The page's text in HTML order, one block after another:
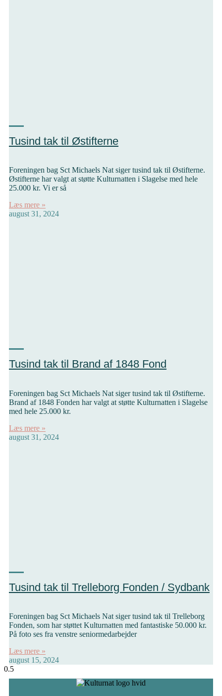
Tusind tak til Østifterne
Foreningen bag Sct Michaels Nat siger tusind tak til Østifterne.
Østifterne har valgt at støtte Kulturnatten i Slagelse med hele
25.000 kr. Vi er så
Læs mere »
august 31, 2024
Tusind tak til Brand af 1848 Fond
Foreningen bag Sct Michaels Nat siger tusind tak til Østifterne.
Brand af 1848 Fonden har valgt at støtte Kulturnatten i Slagelse
med hele 25.000 kr.
Læs mere »
august 31, 2024
Tusind tak til Trelleborg Fonden / Sydbank
Foreningen bag Sct Michaels Nat siger tusind tak til Trelleborg
Fonden, som har støttet Kulturnatten med fantastiske 50.000 kr.
På foto ses fra venstre seniormedarbejder
Læs mere »
august 15, 2024